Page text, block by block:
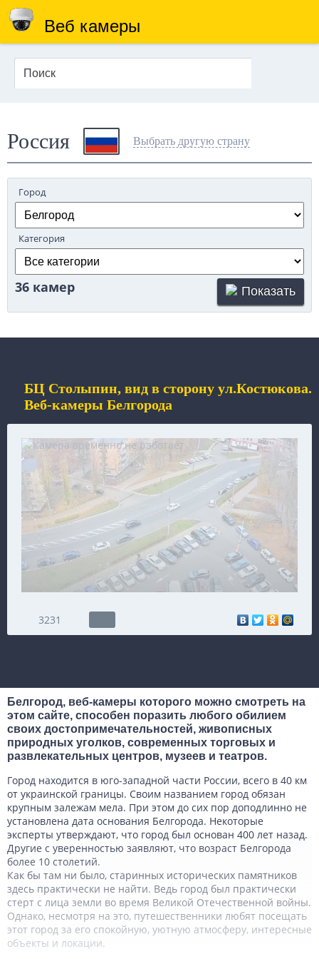
Веб камеры
Россия Выбрать другую страну
Город
Категория
36 камер Показать
БЦ Столыпин, вид в сторону ул.Костюкова.
Веб-камеры Белгорода
3231
Белгород, веб-камеры которого можно смотреть на
этом сайте, способен поразить любого обилием
своих достопримечательностей, живописных
природных уголков, современных торговых и
развлекательных центров, музеев и театров.
Город находится в юго-западной части России, всего в 40 км
от украинской границы. Своим названием город обязан
крупным залежам мела. При этом до сих пор доподлинно не
установлена дата основания Белгорода. Некоторые
эксперты утверждают, что город был основан 400 лет назад.
Другие с уверенностью заявляют, что возраст Белгорода
более 10 столетий.
Как бы там ни было, старинных исторических памятников
здесь практически не найти. Ведь город был практически
стерт с лица земли во время Великой Отечественной войны.
Однако, несмотря на это, путешественники любят посещать
этот город за его спокойную, уютную атмосферу, интересные
объекты и локации.